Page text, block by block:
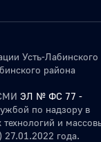
Усть-Лабинского
района
ЭЛ № ФС 77 -
по надзору в
и
года.